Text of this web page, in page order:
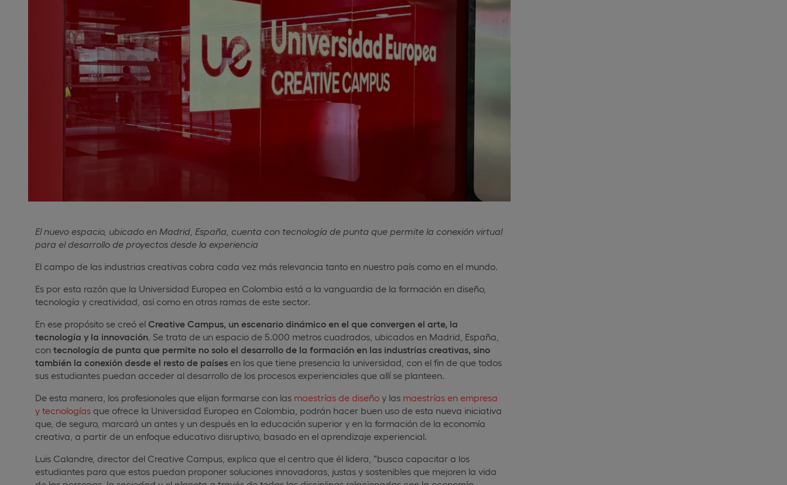
El nuevo espacio, ubicado en Madrid, España, cuenta con tecnología de punta que permite la conexión virtual
para el desarrollo de proyectos desde la experiencia
El campo de las industrias creativas cobra cada vez más relevancia tanto en nuestro país como en el mundo.
Es por esta razón que la Universidad Europea en Colombia está a la vanguardia de la formación en diseño,
tecnología y creatividad, así como en otras ramas de este sector.
En ese propósito se creó el Creative Campus, un escenario dinámico en el que convergen el arte, la
tecnología y la innovación . Se trata de un espacio de 5.000 metros cuadrados, ubicados en Madrid, España,
con tecnología de punta que permite no solo el desarrollo de la formación en las industrias creativas, sino
también la conexión desde el resto de países en los que tiene presencia la universidad, con el fin de que todos
sus estudiantes puedan acceder al desarrollo de los procesos experienciales que allí se planteen.
De esta manera, los profesionales que elijan formarse con las maestrías de diseño y las maestrías en empresa
y tecnologías que ofrece la Universidad Europea en Colombia, podrán hacer buen uso de esta nueva iniciativa
que, de seguro, marcará un antes y un después en la educación superior y en la formación de la economía
creativa, a partir de un enfoque educativo disruptivo, basado en el aprendizaje experiencial.
Luis Calandre, director del Creative Campus, explica que el centro que él lidera, “busca capacitar a los
estudiantes para que estos puedan proponer soluciones innovadoras, justas y sostenibles que mejoren la vida